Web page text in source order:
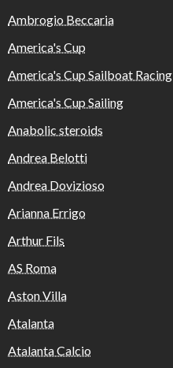
Ambrogio Beccaria
America's Cup
America's Cup Sailboat Racing
America's Cup Sailing
Anabolic steroids
Andrea Belotti
Andrea Dovizioso
Arianna Errigo
Arthur Fils
AS Roma
Aston Villa
Atalanta
Atalanta Calcio